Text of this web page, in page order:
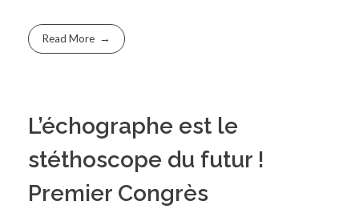
Read More
L’échographe est le
stéthoscope du futur !
Premier Congrès